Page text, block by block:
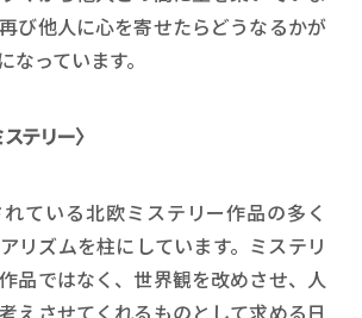
び他人に心を寄せたらどうなるかが
なっています。
テリー〉
ている北欧ミステリー作品の多く
リズムを柱にしています。ミステリ
品ではなく、世界観を改めさせ、人
えさせてくれるものとして求める日